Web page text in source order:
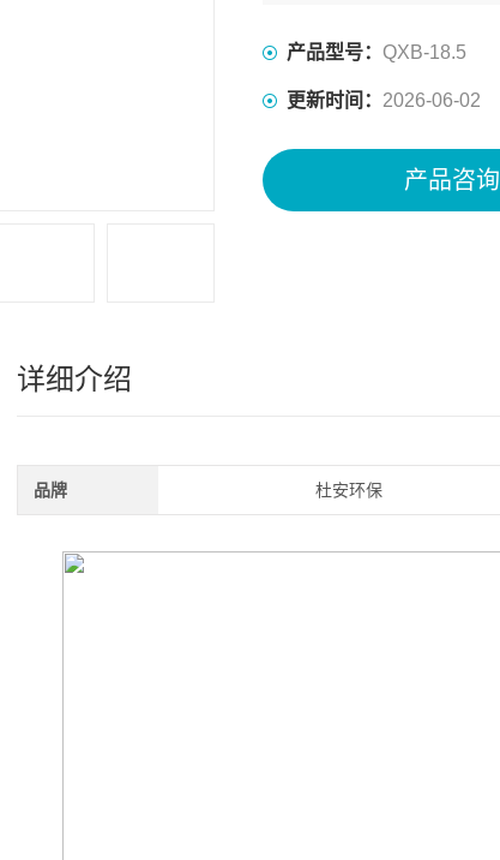
产品型号： QXB-18.5
更新时间： 2026-06-02
产品咨询
详细介绍
品牌 杜安环保